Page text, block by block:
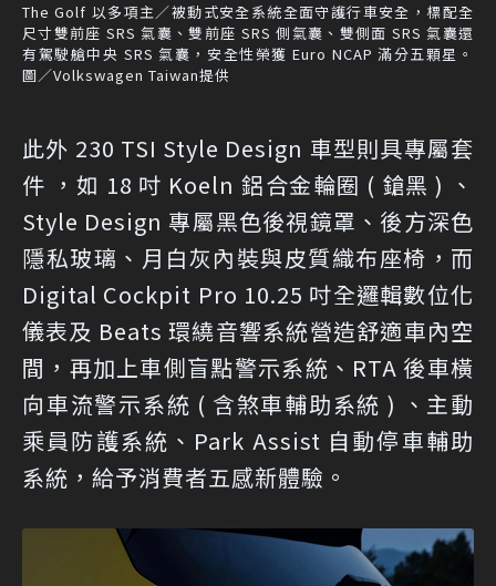
The Golf 以多項主／被動式安全系統全面守護行車安全，標配全
尺寸雙前座 SRS 氣囊、雙前座 SRS 側氣囊、雙側面 SRS 氣囊還
有駕駛艙中央 SRS 氣囊，安全性榮獲 Euro NCAP 滿分五顆星。
圖／Volkswagen Taiwan提供
此外 230 TSI Style Design 車型則具專屬套
件 ，如 18 吋 Koeln 鋁合金輪圈 ( 鎗黑 ) 、
Style Design 專屬黑色後視鏡罩、後方深色
隱私玻璃、月白灰內裝與皮質織布座椅，而
Digital Cockpit Pro 10.25 吋全邏輯數位化
儀表及 Beats 環繞音響系統營造舒適車內空
間，再加上車側盲點警示系統、RTA 後車橫
向車流警示系統 ( 含煞車輔助系統 ) 、主動
乘員防護系統、Park Assist 自動停車輔助
系統，給予消費者五感新體驗。